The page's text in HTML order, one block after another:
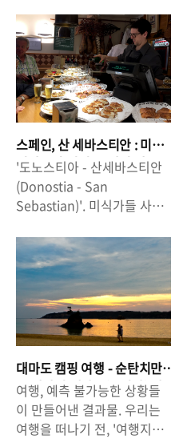
1419) 이번에는 이번에는 '하
와이' 와이키키 해변에서 서
핑을 할 때 알아두면 좋을 팁
을 준비해 봤습니다.△ 호텔
에서 바라본 와이키키 해변
(쿠히오비치)와 다이아몬드
헤드(왼쪽)이런 바다를 보고
서핑을 하지 않을 수 없다. -
하와이 '와이키키 ..
기다렸다. 유럽의 서쪽 끝 이
베리아 반도. 그곳에 위치한
두 나라, 스페인과 포르투갈.
생각보다 넓은 그곳에는 '가
볼 만한 곳'이라 불리는 곳이
너무나도 많다. 시간이 허락
한다면 스페인과 포르투갈의
구석구석까지 훑어보고싶지
만 여행이란 항상 시간이 부
족한 것 아니던가. 바르셀로
나. 스페인의 수도 마드리드
고 불리지만, 넘버 원이라고
부를 수 있을 만큼 너무나도
매력적인 도시이다. 지중해
바다를 끼고 있는 바르셀로나
로 많은 관광객들이 몰려든
다. 수 많은 볼거리. 천재 건축
가라 불리는 가우디가 남긴
작품들이 도시 곳곳에 빛나고
있다. 하지만 바르셀로나에는
가우디가 남긴 유..
스페인, 산 세바스티안 : 미
식가들의 성지. 끝나지 않을
맛의 향연.
'도노스티아 - 산세바스티안
(Donostia - San
Sebastian)'. 미식가들 사이
는 흔히 '미슐랭의 도시(미슐
랭 가이드에 소개된 음식점이
많다는 뜻)'라고 불리기도 한
다. 미슐랭의 도시라 불릴 만
큼 이 작은 도시에는 소위 '맛
집'이라 불리는 음식점들이
즐비해있다. 한 집 건너 한 집
이 미슐랭 가이드에 소개된
음식점이 있는 구시가의 골목
이 있기도하지만, 미슐랭 가
이드에 소개되지 않은 곳의
대마도 캠핑 여행 - 순탄치만
은 않았던 대마도(쓰시마) 캠
핑.
여행, 예측 불가능한 상황들
이 만들어낸 결과물. 우리는
여행을 떠나기 전, '여행지에